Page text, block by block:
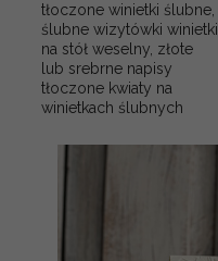
tłoczone winietki ślubne,
ślubne wizytówki winietki
na stół weselny, złote
lub srebrne napisy
tłoczone kwiaty na
winietkach ślubnych